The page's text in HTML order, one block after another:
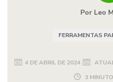
Por Leo
FERRAMENTAS
4 DE ABRIL DE 2024
3